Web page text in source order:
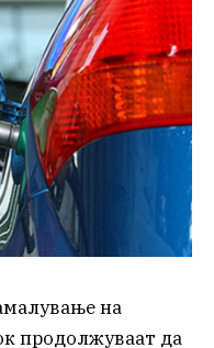
на
продолжуваат да